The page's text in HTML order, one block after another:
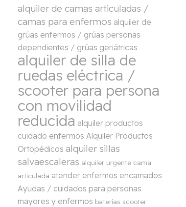
alquiler de camas articuladas /
camas para enfermos alquiler de
grúas enfermos / grúas personas
dependientes / grúas geriátricas
alquiler de silla de
ruedas eléctrica /
scooter para persona
con movilidad
reducida alquiler productos
cuidado enfermos Alquiler Productos
Ortopédicos alquiler sillas
salvaescaleras alquiler urgente cama
articulada atender enfermos encamados
Ayudas / cuidados para personas
mayores y enfermos baterías scooter